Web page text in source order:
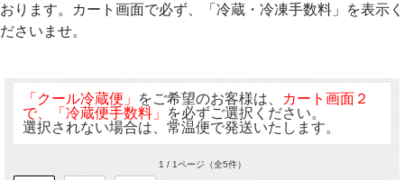
おります。カート画面で必ず、「冷蔵・冷凍手数料」を表示く
ださいませ。
「クール冷蔵便」 をご希望のお客様は、
カート画面２
で、「冷蔵便手数料」
を必ずご選択ください。
選択されない場合は、常温便で発送いたします。
1 / 1ページ（全5件）